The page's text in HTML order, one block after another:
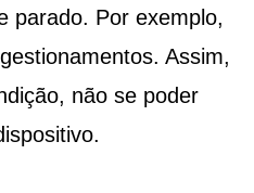
parado. Por exemplo,
Assim,
não se poder